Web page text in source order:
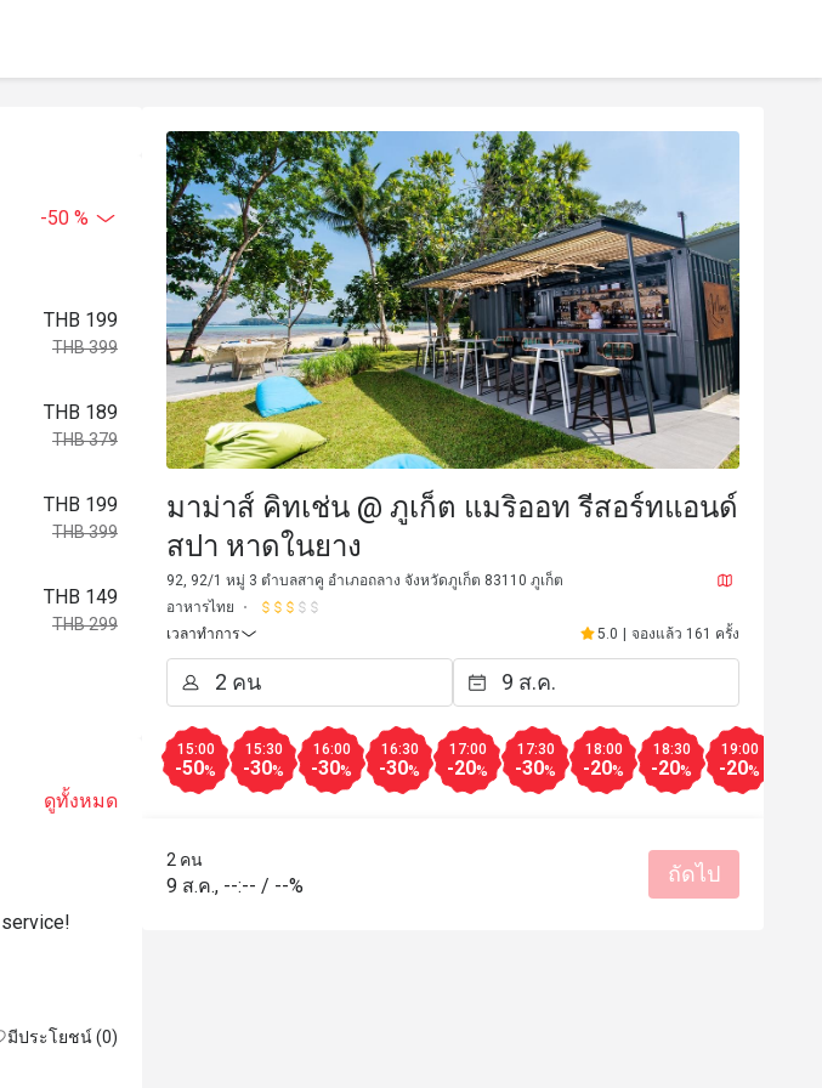
-50 %
THB 199
THB 399
THB 189
THB 379
THB 199
THB 399
THB 149
THB 299
ดูทั้งหมด
มีประโยชน์ (0)
Y
C****o
มาม่าส์ คิทเช่น @ ภูเก็ต แมริออท รีสอร์ทแอนด์
สปา หาดในยาง
92, 92/1 หมู่ 3 ตำบลสาคู อำเภอถลาง จังหวัดภูเก็ต 83110 ภูเก็ต
อาหารไทย
เวลาทำการ
5.0 | จองแล้ว 161 ครั้ง
15:00
-50%
15:30
-30%
16:00
-30%
16:30
-30%
17:00
-20%
17:30
-30%
18:00
-20%
18:30
-20%
19:00
-20%
2 คน
9 ส.ค., --:-- / --% ถัดไป